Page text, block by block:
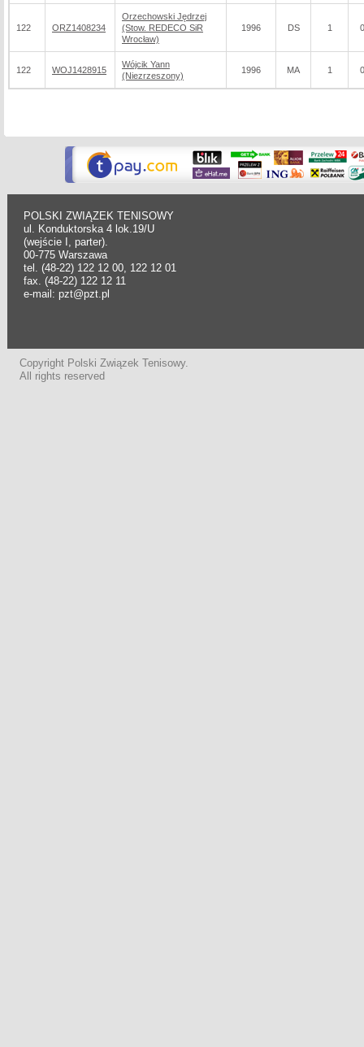
122 ORZ1408234
Orzechowski Jędrzej
(Stow. REDECO SiR
Wrocław)
1996 DS 1
122 WOJ1428915
Wójcik Yann
(Niezrzeszony)
1996 MA 1
POLSKI ZWIĄZEK TENISOWY
ul. Konduktorska 4 lok.19/U
(wejście I, parter).
00-775 Warszawa
tel. (48-22) 122 12 00, 122 12 01
fax. (48-22) 122 12 11
e-mail: pzt@pzt.pl
Copyright Polski Związek Tenisowy.
All rights reserved